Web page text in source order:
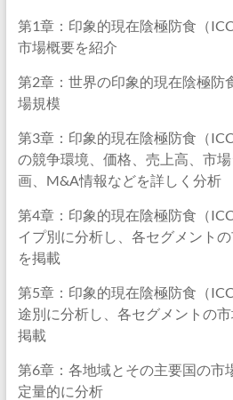
第1章：印象的現在陰極防食（
市場概要を紹介
第2章：世界の印象的現在陰極防
場規模
第3章：印象的現在陰極防食（
の競争環境、価格、売上高、市
画、M&A情報などを詳しく分析
第4章：印象的現在陰極防食（
イプ別に分析し、各セグメント
を掲載
第5章：印象的現在陰極防食（
途別に分析し、各セグメントの
掲載
第6章：各地域とその主要国の市
定量的に分析